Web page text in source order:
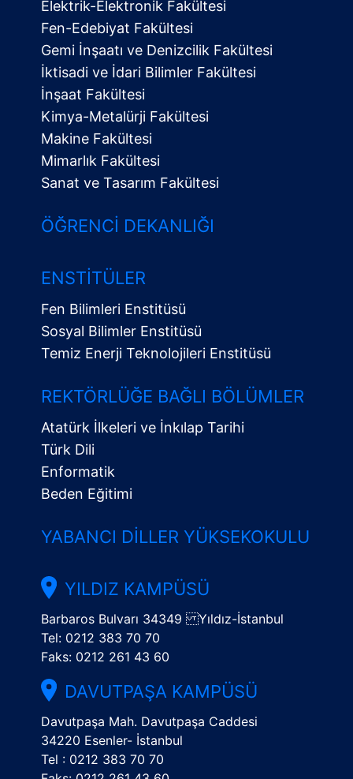
Menü
Elektrik-Elektronik Fakültesi
Fen-Edebiyat Fakültesi
Gemi İnşaatı ve Denizcilik Fakültesi
İktisadi ve İdari Bilimler Fakültesi
İnşaat Fakültesi
Kimya-Metalürji Fakültesi
Makine Fakültesi
Mimarlık Fakültesi
Sanat ve Tasarım Fakültesi
ÖĞRENCI DEKANLIĞI
ENSTITÜLER
Fen Bilimleri Enstitüsü
Sosyal Bilimler Enstitüsü
Temiz Enerji Teknolojileri Enstitüsü
REKTÖRLÜĞE BAĞLI BÖLÜMLER
Atatürk İlkeleri ve İnkılap Tarihi
Türk Dili
Enformatik
Beden Eğitimi
YABANCI DILLER YÜKSEKOKULU
YILDIZ KAMPÜSÜ
Barbaros Bulvarı 34349 Yıldız-İstanbul
Tel: 0212 383 70 70
Faks: 0212 261 43 60
DAVUTPAŞA KAMPÜSÜ
Davutpaşa Mah. Davutpaşa Caddesi
34220 Esenler- İstanbul
Tel : 0212 383 70 70